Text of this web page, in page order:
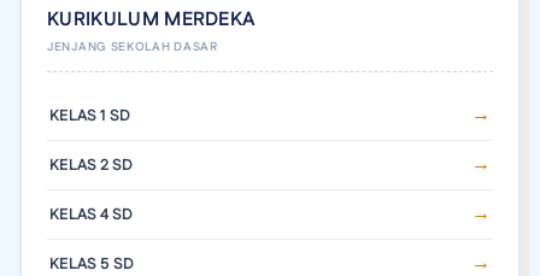
KURIKULUM MERDEKA
KELAS 1 SD
KELAS 2 SD
KELAS 4 SD
KELAS 5 SD